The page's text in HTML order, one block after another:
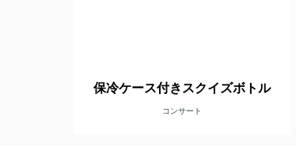
保冷ケース付きスクイズボトル
コンサート